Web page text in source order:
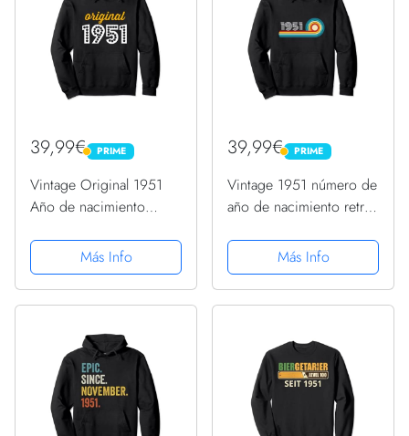
39,99€ PRIME
PRIME
Vintage Original 1951
Año de nacimiento
cumpleaños 1951
Sudadera con Capucha
Más Info
39,99€ PRIME
PRIME
Vintage 1951 número de
año de nacimiento retro
1951 Sudadera con
Capucha
Más Info